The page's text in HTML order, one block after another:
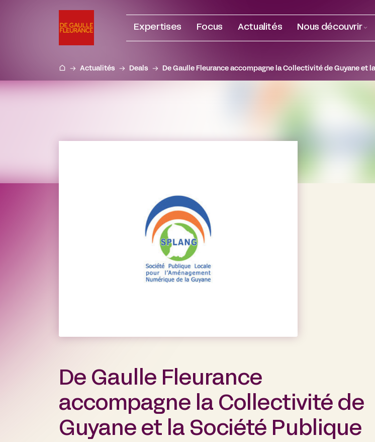
Expertises Focus Actualités Nous découvrir
Actualités Deals
De Gaulle Fleurance
accompagne la Collectivité de
Guyane et la Société Publique